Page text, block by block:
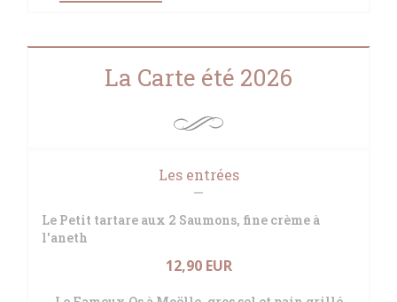
La Carte été 2026
Les entrées
Le Petit tartare aux 2 Saumons, fine crème à
l'aneth
12,90 EUR